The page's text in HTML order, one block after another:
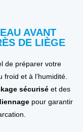
AVANT
DE LIÈGE
de préparer votre
et à l’humidité.
sécuriséet des
pour garantir